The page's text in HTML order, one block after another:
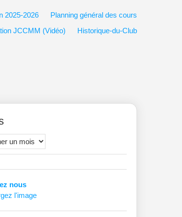
2025-2026
Planning général des cours
JCCMM (Vidéo) Historique-du-Club
nous
l'image